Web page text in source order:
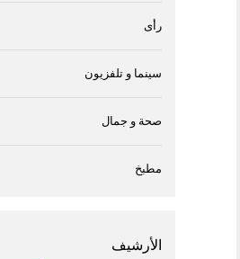
رأى
سينما و تلفزيون
صحة و جمال
مطبخ
الأرشيف